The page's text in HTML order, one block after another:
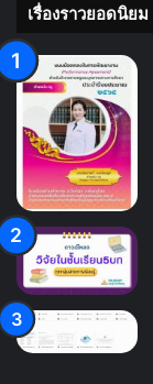
เรื่องราวยอดนิยม